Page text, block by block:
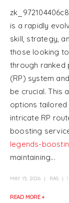
is a rapidly
skill, strategy,
those looking
through ranked
(RP) system
be crucial. This
options tailored
intricate RP
boosting
legends-
maintaining...
MAY 15, 2026 RAS
READ MORE +